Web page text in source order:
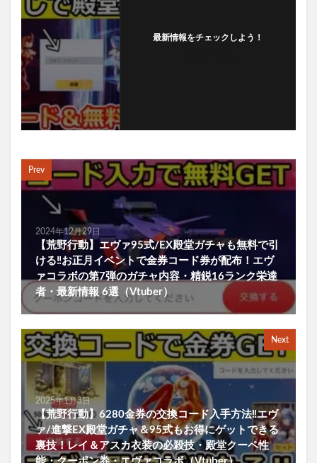
最新情報をチェックしよう！
Prev
2024年12月29日
【荒野行動】エヴァ95式/EX殿堂ガチャも無料で引
ける‼お正月イベントで金券コード券が配布！エヴ
ァコラボの第7弾のガチャ内容・精鋭16ランク栄達
者・最新情報 6選（Vtuber）
Next
2025年1月3日
【荒野行動】6280金券の交換コード入手方法‼エヴ
ァ/進撃EX殿堂ガチャ＆95式もお得にゲットできる
裏技！レイ＆アスカ衣装の必殺技・殿堂クーペ性